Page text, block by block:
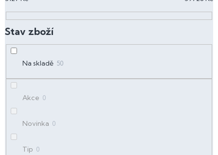
r
o
d
u
k
ů
Na skladě 50
Akce 0
Novinka 0
Tip 0